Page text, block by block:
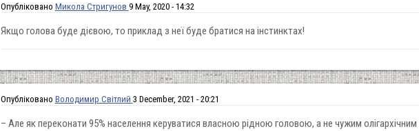
Опубліковано Микола Стригунов 9 May, 2020 - 14:32
Якщо голова буде дієвою, то приклад з неї буде братися на інстинктах!
Опубліковано Володимир Світлий 3 December, 2021 - 20:21
– Але як переконати 95% населення керуватися власною рідною головою, а не чужим